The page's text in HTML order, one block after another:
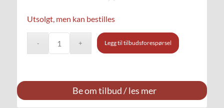
Utsolgt, men kan bestilles
Legg til tilbudsforespørsel
Be om tilbud / les mer